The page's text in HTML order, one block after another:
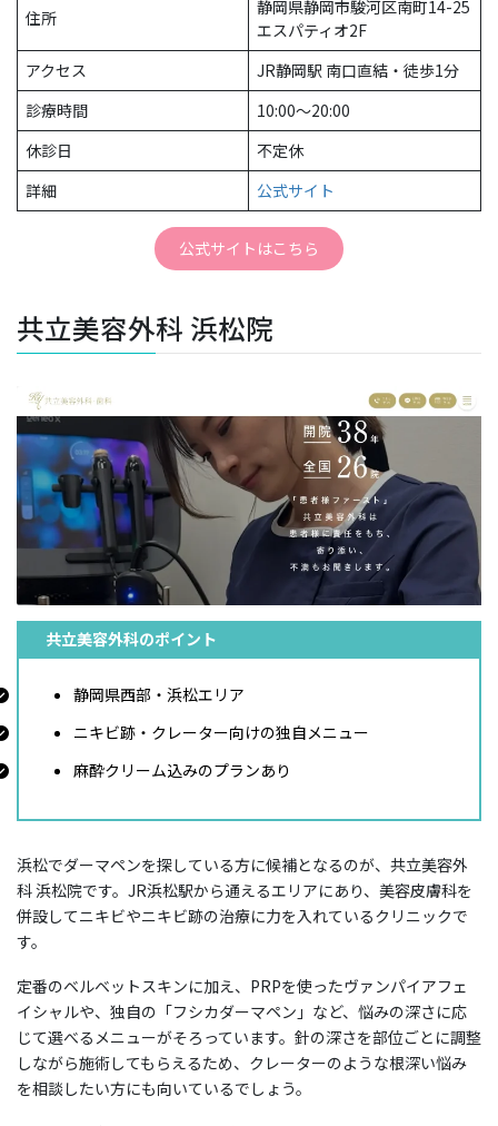
住所
静岡県静岡市駿河区南町14-25
エスパティオ2F
アクセス
JR静岡駅 南口直結・徒歩1分
診療時間
10:00〜20:00
休診日
不定休
詳細
公式サイト
公式サイトはこちら
共立美容外科 浜松院
共立美容外科のポイント
静岡県西部・浜松エリア
ニキビ跡・クレーター向けの独自メニュー
麻酔クリーム込みのプランあり
浜松でダーマペンを探している方に候補となるのが、共立美容外
科 浜松院です。JR浜松駅から通えるエリアにあり、美容皮膚科を
併設してニキビやニキビ跡の治療に力を入れているクリニックで
す。
定番のベルベットスキンに加え、PRPを使ったヴァンパイアフェ
イシャルや、独自の「フシカダーマペン」など、悩みの深さに応
じて選べるメニューがそろっています。針の深さを部位ごとに調整
しながら施術してもらえるため、クレーターのような根深い悩み
を相談したい方にも向いているでしょう。